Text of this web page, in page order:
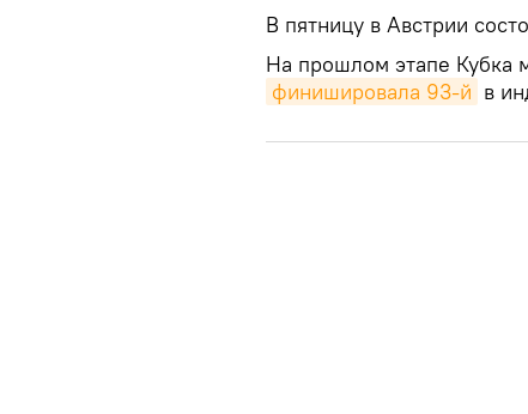
В пятницу в Австрии
На прошлом этапе Кубка
финишировала 93-й в